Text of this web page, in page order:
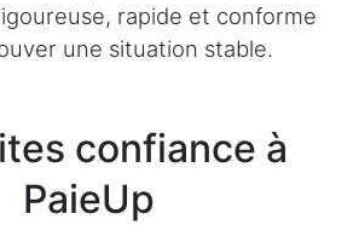
rapide et conforme
une situation stable.
confiance à
PaieUp